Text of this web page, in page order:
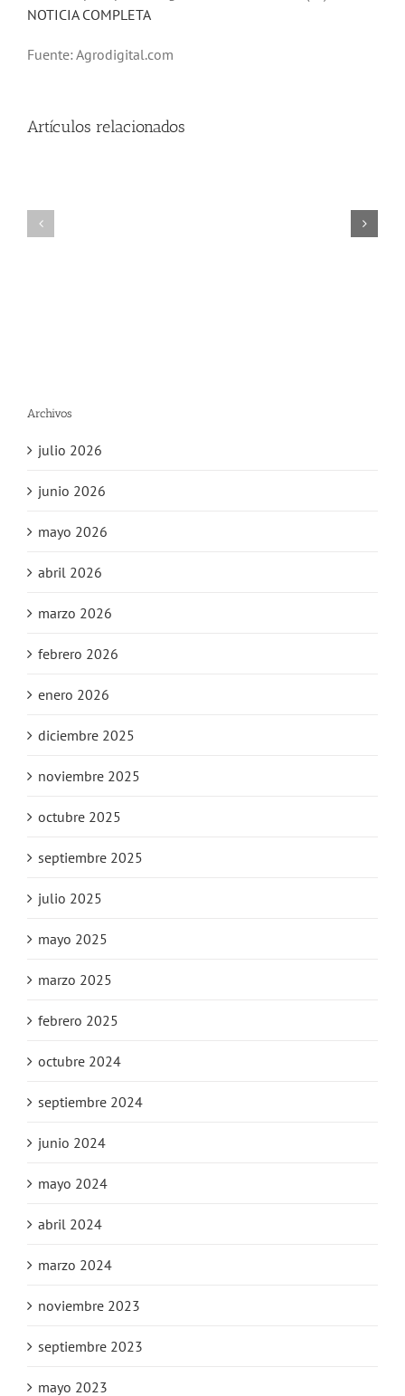
NOTICIA COMPLETA
Fuente: Agrodigital.com
Artículos relacionados
Archivos
julio 2026
junio 2026
mayo 2026
abril 2026
marzo 2026
febrero 2026
enero 2026
diciembre 2025
noviembre 2025
octubre 2025
septiembre 2025
julio 2025
mayo 2025
marzo 2025
febrero 2025
octubre 2024
septiembre 2024
junio 2024
mayo 2024
abril 2024
marzo 2024
noviembre 2023
septiembre 2023
mayo 2023